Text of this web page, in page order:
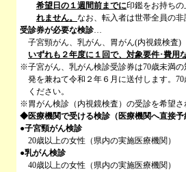
希望日の１週間前までに印鑑をお持ち
れません。 なお、転入者は世帯全員の
受診券が必要な検診…
子宮頸がん、乳がん、胃がん(内視
いずれも２年度に１回で、対象要件･費用
※子宮がん、乳がん検診受診券は70歳未満
発を兼ねて令和２年６月に送付します。
ください。
※胃がん検診（内視鏡検査）の受診を希望
◆医療機関で受ける検診（医療機関へ直接予
●子宮頸がん検診
20歳以上の女性（県内の実施医療機関）
●乳がん検診
40歳以上の女性（県内の実施医療機関）